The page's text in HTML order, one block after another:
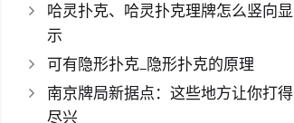
哈灵扑克、哈灵扑克理牌怎么竖向显
示
可有隐形扑克_隐形扑克的原理
南京牌局新据点：这些地方让你打得
尽兴